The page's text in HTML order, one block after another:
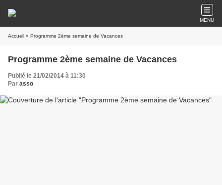
MENU
Accueil » Programme 2ème semaine de Vacances
Programme 2ème semaine de Vacances
Publié le 21/02/2014 à 11:30
Par asso